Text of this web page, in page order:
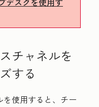
チャネルを
する
使用すると、チー